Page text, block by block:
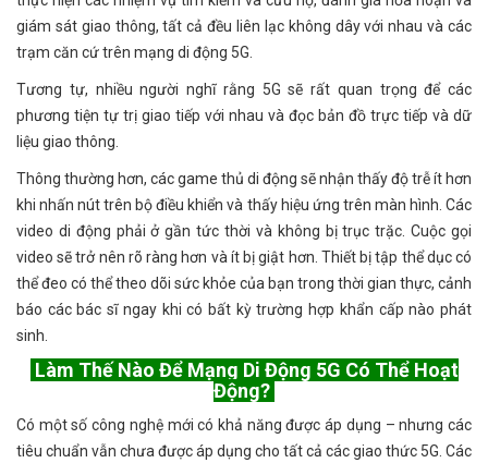
giám sát giao thông, tất cả đều liên lạc không dây với nhau và các
trạm căn cứ trên mạng di động 5G.
Tương tự, nhiều người nghĩ rằng 5G sẽ rất quan trọng để các
phương tiện tự trị giao tiếp với nhau và đọc bản đồ trực tiếp và dữ
liệu giao thông.
Thông thường hơn, các game thủ di động sẽ nhận thấy độ trễ ít hơn
khi nhấn nút trên bộ điều khiển và thấy hiệu ứng trên màn hình. Các
video di động phải ở gần tức thời và không bị trục trặc. Cuộc gọi
video sẽ trở nên rõ ràng hơn và ít bị giật hơn. Thiết bị tập thể dục có
thể đeo có thể theo dõi sức khỏe của bạn trong thời gian thực, cảnh
báo các bác sĩ ngay khi có bất kỳ trường hợp khẩn cấp nào phát
sinh.
Làm Thế Nào Để Mạng Di Động 5G Có Thể Hoạt
Động?
Có một số công nghệ mới có khả năng được áp dụng – nhưng các
tiêu chuẩn vẫn chưa được áp dụng cho tất cả các giao thức 5G. Các